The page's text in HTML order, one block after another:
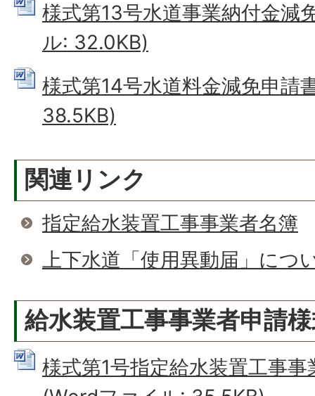
様式第13号水道事業納付金減
ル: 32.0KB)
様式第14号水道料金減免申請
38.5KB)
関連リンク
指定給水装置工事事業者名簿
上下水道「使用異動届」につ
給水装置工事事業者申請
様式第1号指定給水装置工事